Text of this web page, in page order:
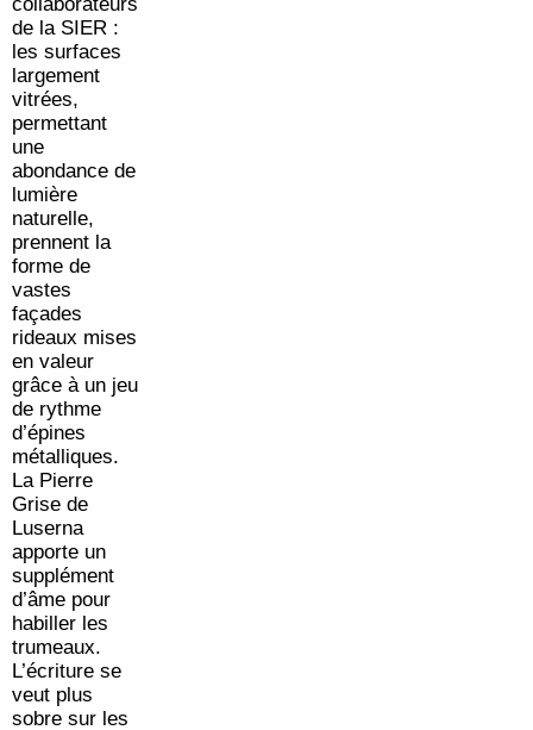
collaborateurs
de la SIER :
les surfaces
largement
vitrées,
permettant
une
abondance de
lumière
naturelle,
prennent la
forme de
vastes
façades
rideaux mises
en valeur
grâce à un jeu
de rythme
d’épines
métalliques.
La Pierre
Grise de
Luserna
apporte un
supplément
d’âme pour
habiller les
trumeaux.
L’écriture se
veut plus
sobre sur les